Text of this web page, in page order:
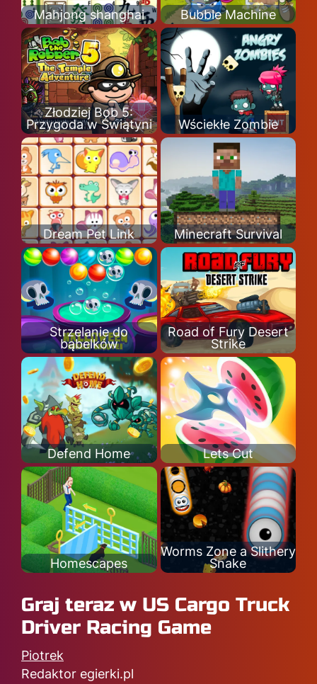
Mahjong shanghai Bubble Machine
Złodziej Bob 5:
Przygoda w Świątyni
Wściekłe Zombie
Dream Pet Link Minecraft Survival
Strzelanie do
bąbelków
Road of Fury Desert
Strike
Defend Home Lets Cut
Homescapes
Worms Zone a Slithery
Snake
Graj teraz w US Cargo Truck
Driver Racing Game
Piotrek
Redaktor egierki.pl